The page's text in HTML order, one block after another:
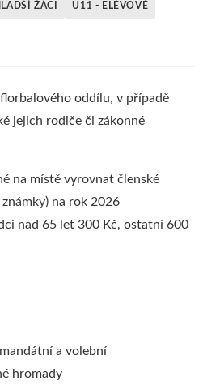
ŽÁCI U11 - ELÉVOVÉ
oddílu, v případě
jejich rodiče či zákonné
na místě vyrovnat členské
na rok 2026
nad 65 let 300 Kč, ostatní 600
a volební
hromady